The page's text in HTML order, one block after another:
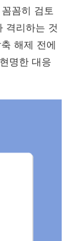
꼼히 검토
격리하는 것
해제 전에
명한 대응